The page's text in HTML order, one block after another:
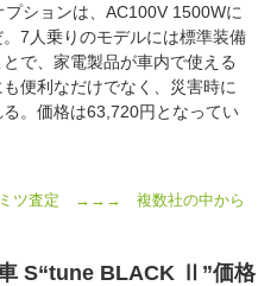
ションは、AC100V 1500Wに
7人乗りのモデルには標準装備
で、家電製品が車内で使える
便利なだけでなく、災害時に
。価格は63,720円となってい
ミツ査定 →→→ 複数社の中から
S“tune BLACK Ⅱ”価格